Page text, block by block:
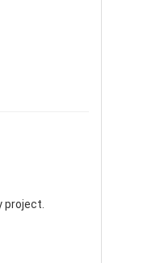
project.